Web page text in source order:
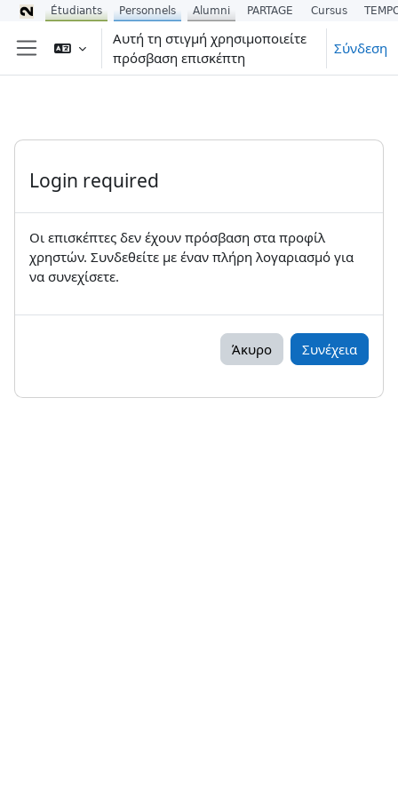
Μετάβαση στο κεντρικό περιεχόμενο
Πλευρικός πίνακας
Αυτή τη στιγμή χρησιμοποιείτε
πρόσβαση επισκέπτη
Σύνδεση
Login required
Οι επισκέπτες δεν έχουν πρόσβαση στα προφίλ
χρηστών. Συνδεθείτε με έναν πλήρη λογαριασμό για
να συνεχίσετε.
Άκυρο Συνέχεια
Étudiants Personnels Alumni PARTAGE Cursus